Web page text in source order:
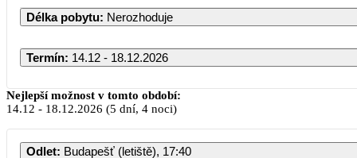
Délka pobytu: Nerozhoduje
Termín: 14.12 - 18.12.2026
Prosinec 2026
PO ÚT ST ČT PÁ SO
Nejlepší možnost v tomto období:
14.12 - 18.12.2026 (5 dní, 4 noci)
Odlet: Budapešť (letiště), 17:40